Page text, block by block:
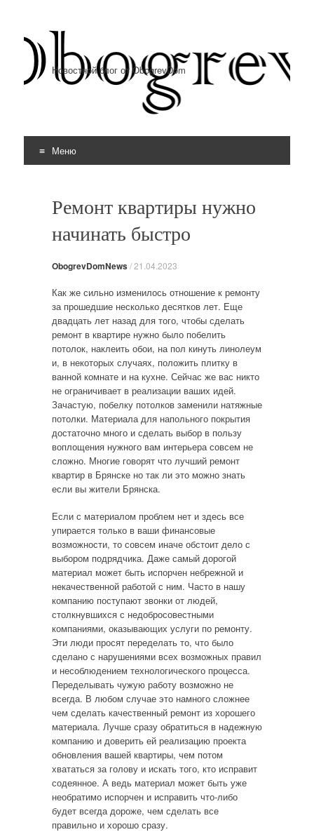
Новостной блог от ObogrevDom
Меню
Ремонт квартиры нужно
начинать быстро
ObogrevDomNews/21.04.2023
Как же сильно изменилось отношение к ремонту
за прошедшие несколько десятков лет. Еще
двадцать лет назад для того, чтобы сделать
ремонт в квартире нужно было побелить
потолок, наклеить обои, на пол кинуть линолеум
и, в некоторых случаях, положить плитку в
ванной комнате и на кухне. Сейчас же вас никто
не ограничивает в реализации ваших идей.
Зачастую, побелку потолков заменили натяжные
потолки. Материала для напольного покрытия
достаточно много и сделать выбор в пользу
воплощения нужного вам интерьера совсем не
сложно. Многие говорят что лучший ремонт
квартир в Брянске но так ли это можно знать
если вы жители Брянска.
Если с материалом проблем нет и здесь все
упирается только в ваши финансовые
возможности, то совсем иначе обстоит дело с
выбором подрядчика. Даже самый дорогой
материал может быть испорчен небрежной и
некачественной работой с ним. Часто в нашу
компанию поступают звонки от людей,
столкнувшихся с недобросовестными
компаниями, оказывающих услуги по ремонту.
Эти люди просят переделать то, что было
сделано с нарушениями всех возможных правил
и несоблюдением технологического процесса.
Переделывать чужую работу возможно не
всегда. В любом случае это намного сложнее
чем сделать качественный ремонт из хорошего
материала. Лучше сразу обратиться в надежную
компанию и доверить ей реализацию проекта
обновления вашей квартиры, чем потом
хвататься за голову и искать того, кто исправит
содеянное. А ведь материал может быть уже
необратимо испорчен и исправить что-либо
будет всегда дороже, чем сделать все
правильно и хорошо сразу.